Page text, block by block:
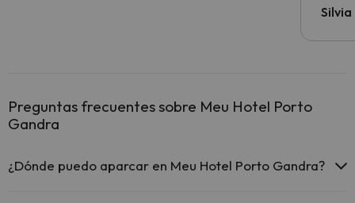
Preguntas frecuentes sobre Meu Hotel Porto
Gandra
¿Dónde puedo aparcar en Meu Hotel Porto Gandra?